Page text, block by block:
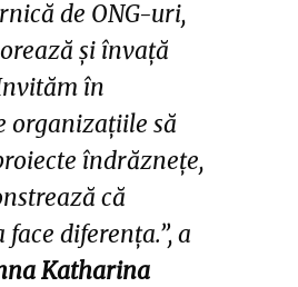
de ONG-uri,
și învață
în
organizațiile să
îndrăznețe,
că
face diferența.”, a
Katharina